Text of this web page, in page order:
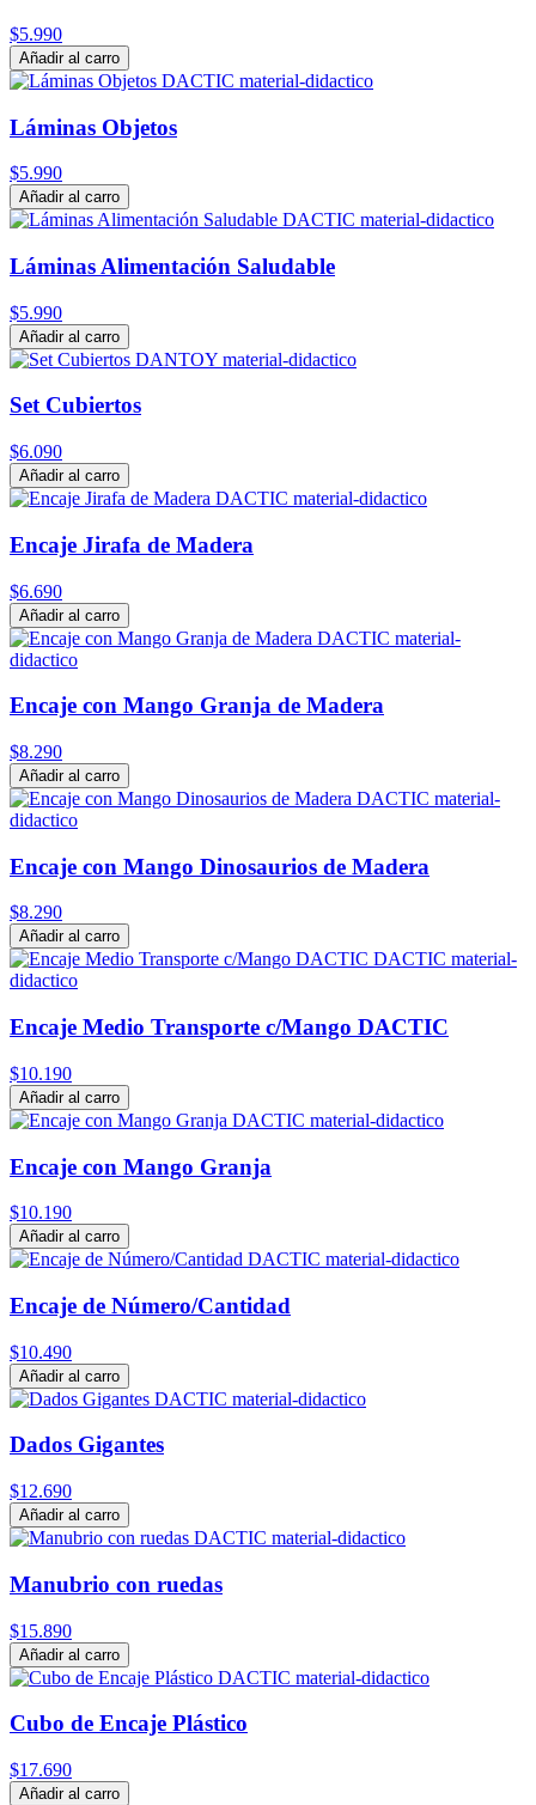
$5.990
Añadir al carro
Láminas Objetos
$5.990
Añadir al carro
Láminas Alimentación Saludable
$5.990
Añadir al carro
Set Cubiertos
$6.090
Añadir al carro
Encaje Jirafa de Madera
$6.690
Añadir al carro
Encaje con Mango Granja de Madera
$8.290
Añadir al carro
Encaje con Mango Dinosaurios de Madera
$8.290
Añadir al carro
Encaje Medio Transporte c/Mango DACTIC
$10.190
Añadir al carro
Encaje con Mango Granja
$10.190
Añadir al carro
Encaje de Número/Cantidad
$10.490
Añadir al carro
Dados Gigantes
$12.690
Añadir al carro
Manubrio con ruedas
$15.890
Añadir al carro
Cubo de Encaje Plástico
$17.690
Añadir al carro